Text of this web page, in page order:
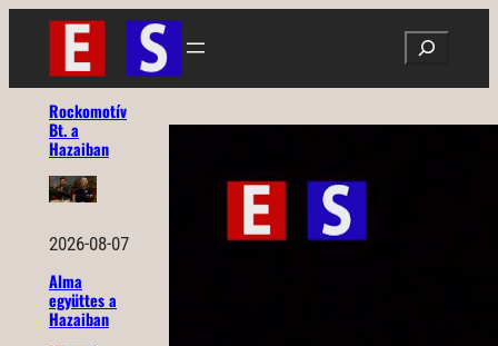
Ugrás
tartalomhoz
Search
Rockomotív
Bt. a
Hazaiban
2026-08-07
Alma
együttes a
Hazaiban